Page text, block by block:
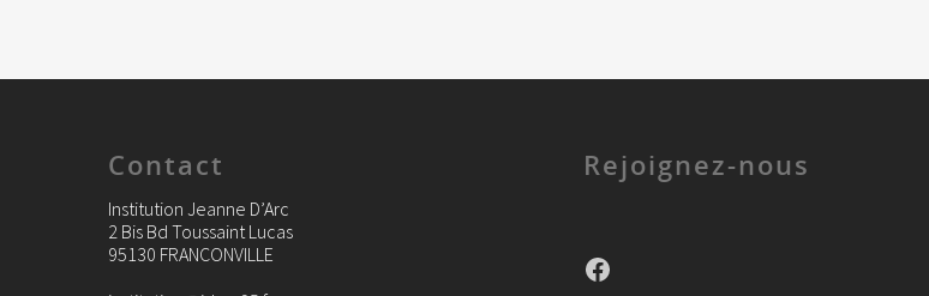
Contact
Institution Jeanne D’Arc
2 Bis Bd Toussaint Lucas
95130 FRANCONVILLE
Rejoignez-nous